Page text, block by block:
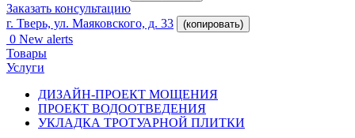
Заказать консультацию
г. Тверь, ул. Маяковского, д. 33
(копировать)
0 New alerts
Товары
Услуги
ДИЗАЙН-ПРОЕКТ МОЩЕНИЯ
ПРОЕКТ ВОДООТВЕДЕНИЯ
УКЛАДКА ТРОТУАРНОЙ ПЛИТКИ